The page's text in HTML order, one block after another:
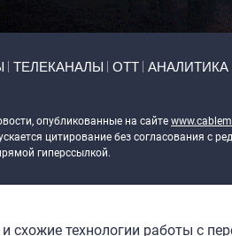
ТЕЛЕКАНАЛЫ ОТТ АНАЛИТИКА
опубликованные на сайте
цитирование без согласования с
гиперссылкой.
c 2017 года
схожие технологии работы с